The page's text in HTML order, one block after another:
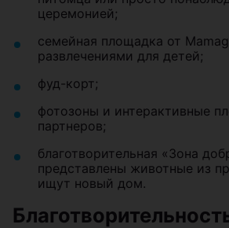
церемонией;
семейная площадка от
развлечениями для детей;
фуд-корт;
фотозоны и интерактивные
партнеров;
благотворительная «Зона
представлены животные из
ищут новый дом.